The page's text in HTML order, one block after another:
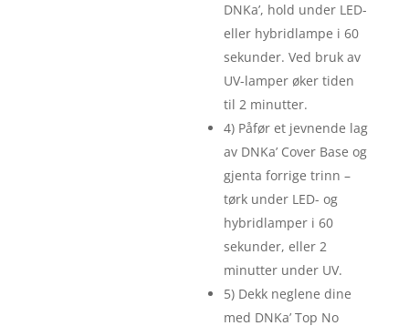
DNKa’, hold under LED-
eller hybridlampe i 60
sekunder. Ved bruk av
UV-lamper øker tiden
til 2 minutter.
4) Påfør et jevnende lag
av DNKa’ Cover Base og
gjenta forrige trinn –
tørk under LED- og
hybridlamper i 60
sekunder, eller 2
minutter under UV.
5) Dekk neglene dine
med DNKa’ Top No